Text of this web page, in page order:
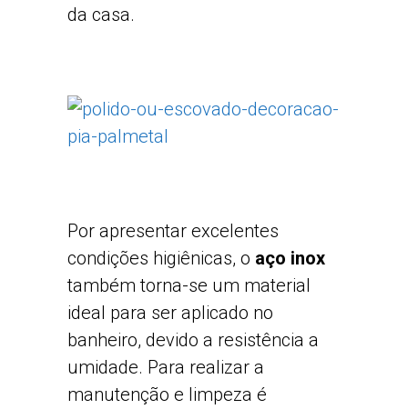
da casa.
Por apresentar excelentes
condições higiênicas, o aço inox
também torna-se um material
ideal para ser aplicado no
banheiro, devido a resistência a
umidade. Para realizar a
manutenção e limpeza é